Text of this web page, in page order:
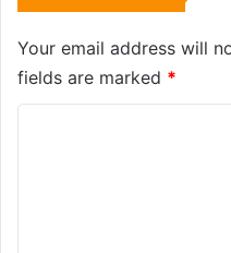
Your email address will
fields are marked *